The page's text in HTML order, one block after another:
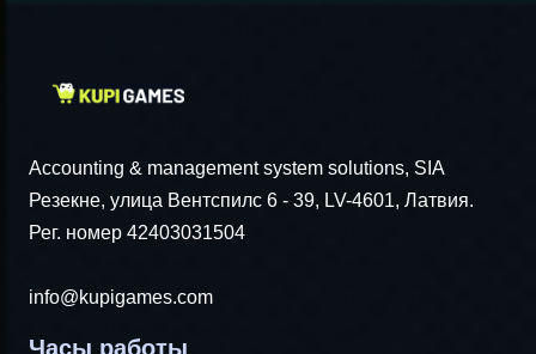
Accounting & management system solutions, SIA
Резекне, улица Вентспилс 6 - 39, LV-4601, Латвия.
Рег. номер 42403031504
info@kupigames.com
Часы работы